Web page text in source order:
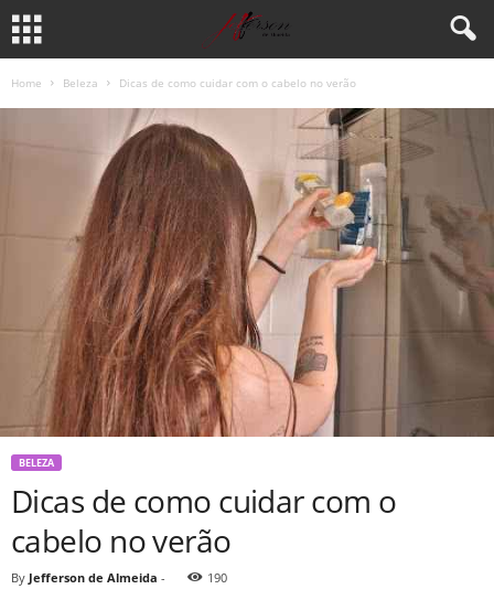
Home Beleza Dicas de como cuidar com o cabelo no verão
BELEZA
Dicas de como cuidar com o
cabelo no verão
By Jefferson de Almeida - 190